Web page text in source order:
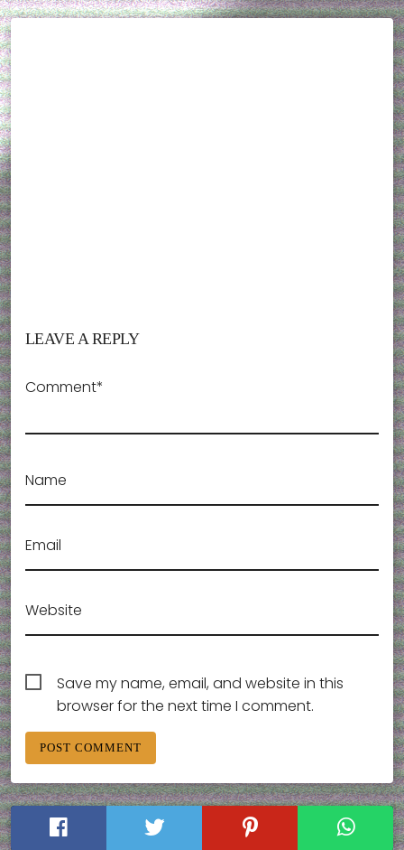
LEAVE A REPLY
Comment*
Name
Email
Website
Save my name, email, and website in this
browser for the next time I comment.